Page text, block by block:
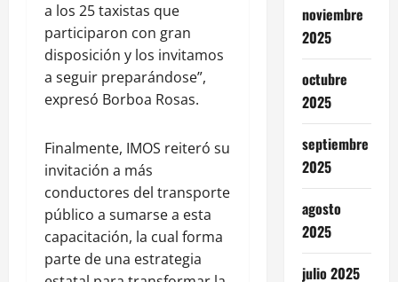
a los 25 taxistas que
participaron con gran
disposición y los invitamos
a seguir preparándose”,
expresó Borboa Rosas.
Finalmente, IMOS reiteró su
invitación a más
conductores del transporte
público a sumarse a esta
capacitación, la cual forma
parte de una estrategia
noviembre
2025
octubre
2025
septiembre
2025
agosto
2025
julio 2025